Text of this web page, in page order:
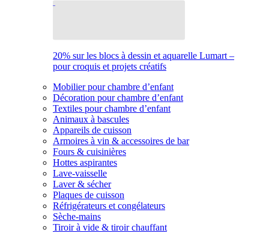
20% sur les blocs à dessin et aquarelle Lumart –
pour croquis et projets créatifs
Mobilier pour chambre d’enfant
Décoration pour chambre d’enfant
Textiles pour chambre d’enfant
Animaux à bascules
Appareils de cuisson
Armoires à vin & accessoires de bar
Fours & cuisinières
Hottes aspirantes
Lave-vaisselle
Laver & sécher
Plaques de cuisson
Réfrigérateurs et congélateurs
Sèche-mains
Tiroir à vide & tiroir chauffant